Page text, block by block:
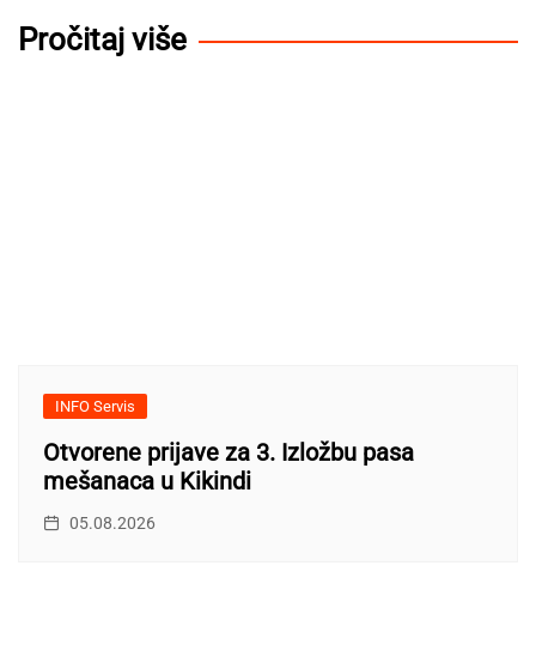
Pročitaj više
INFO Servis
Otvorene prijave za 3. Izložbu pasa
mešanaca u Kikindi
05.08.2026